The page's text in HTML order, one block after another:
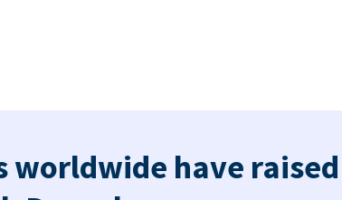
worldwide have raised